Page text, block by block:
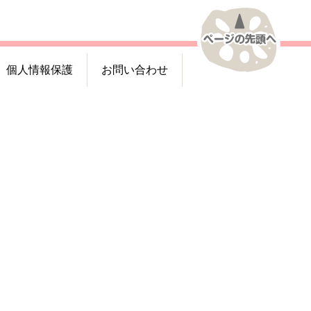
個人情報保護 お問い合わせ